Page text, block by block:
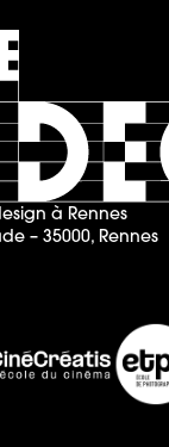
à Rennes
– 35000, Rennes